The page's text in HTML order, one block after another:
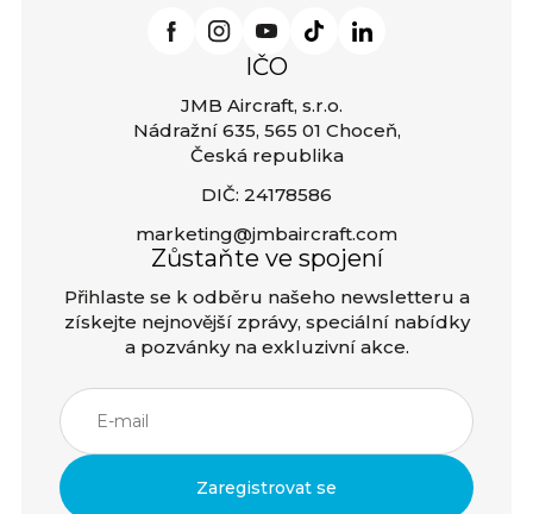
IČO
JMB Aircraft, s.r.o.
Nádražní 635, 565 01 Choceň,
Česká republika
DIČ: 24178586
marketing@jmbaircraft.com
Zůstaňte ve spojení
Přihlaste se k odběru našeho newsletteru a
získejte nejnovější zprávy, speciální nabídky
a pozvánky na exkluzivní akce.